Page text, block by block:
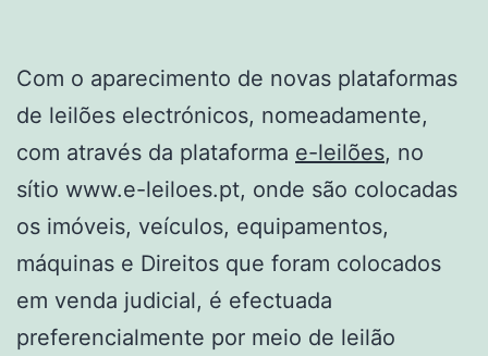
Com o aparecimento de novas plataformas
de leilões electrónicos, nomeadamente,
com através da plataforma e-leilões, no
sítio www.e-leiloes.pt, onde são colocadas
os imóveis, veículos, equipamentos,
máquinas e Direitos que foram colocados
em venda judicial, é efectuada
preferencialmente por meio de leilão